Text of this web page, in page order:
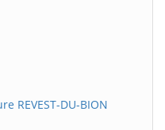
REVEST-DU-BION